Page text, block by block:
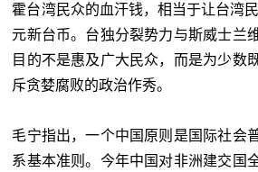
霍台湾民众的血汗钱，相当于让台湾
元新台币。台独分裂势力与斯威士兰
目的不是惠及广大民众，而是为少数
斥贪婪腐败的政治作秀。
毛宁指出，一个中国原则是国际社会
系基本准则。今年中国对非洲建交国